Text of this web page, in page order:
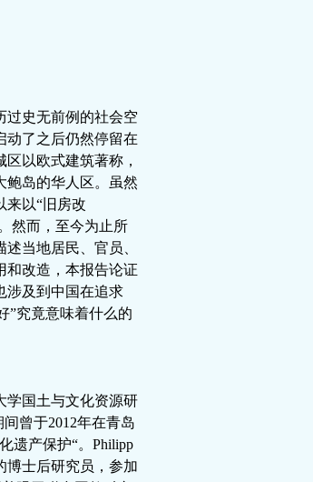
过史无前例的社会空
动了之后仍然停留在
以欧式建筑著称，
鲍岛的华人区。虽然
来以“旧房改
然而，至今为止所
述当地居民 、官员、
和改造，本报告论证
涉及到中国在追求
”究竟意味着什么的
学国土与文化资源研
间曾于2012年在青岛
遗产保护“。 Philipp
博士后研究员，参加